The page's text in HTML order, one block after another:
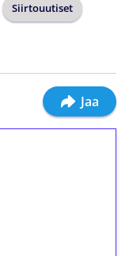
Siirtouutiset
Jaa